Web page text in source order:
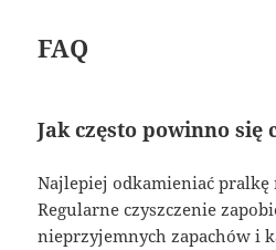
FAQ
Jak często powinno się
Najlepiej odkamieniać pralkę
Regularne czyszczenie
nieprzyjemnych zapachów i